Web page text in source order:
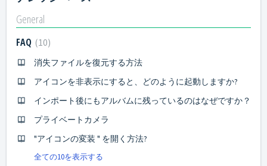
General
FAQ 10
消失ファイルを復元する方法
アイコンを非表示にすると、どのように起動しますか?
インポート後にもアルバムに残っているのはなぜですか？
プライベートカメラ
"アイコンの変装 " を開く方法?
全ての10を表示する